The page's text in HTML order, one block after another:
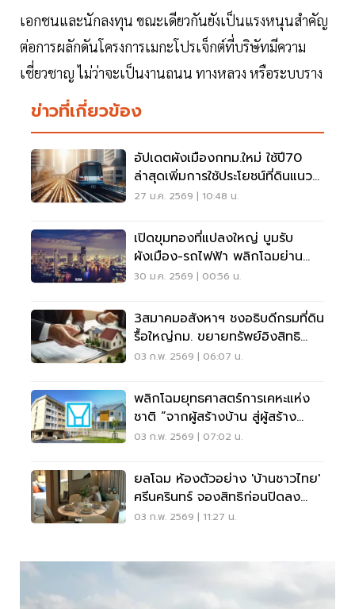
เอกชนและนักลงทุน ขณะเดียวกันยังเป็นแรงหนุนสำคัญ
ต่อการผลักดันโครงการเมกะโปรเจ็กต์ที่บริษัทมีความ
เชี่ยวชาญ ไม่ว่าจะเป็นงานถนน ทางหลวง หรือระบบราง
ข่าวที่เกี่ยวข้อง
อัปเดตผังเมืองกทม.ใหม่ ใช้ปี70
ล่าสุดเพิ่มการใช้ประโยชน์ที่ดินแนว
รถไฟฟ้าดันราคาที่ดินขยับ
27 ม.ค. 2569 | 10:48 น.
เปิดขุมทองที่แปลงใหญ่ บูมรับ
ผังเมือง-รถไฟฟ้า พลิกโฉมย่าน
ธุรกิจใหม่
30 ม.ค. 2569 | 00:56 น.
3สมาคมอสังหาฯ ชงอธิบดีกรมที่ดิน
รื้อใหญ่กม. ขยายทรัพย์อิงสิทธิ
เช่า60ปี-ลดขนาดบ้านจัดสรร
03 ก.พ. 2569 | 06:07 น.
พลิกโฉมยุทธศาสตร์การเคหะแห่ง
ชาติ “จากผู้สร้างบ้าน สู่ผู้สร้าง
เมือง”
03 ก.พ. 2569 | 07:02 น.
ยลโฉม ห้องตัวอย่าง 'บ้านชาวไทย'
ศรีนครินทร์ จองสิทธิก่อนปิดลง
ทะเบียน20 ก.พ. นี้
03 ก.พ. 2569 | 11:27 น.